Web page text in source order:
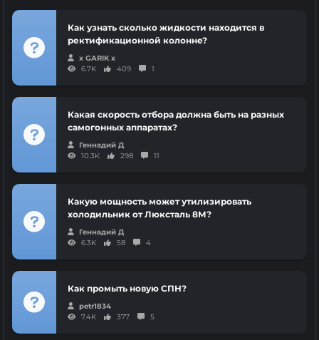
Как узнать сколько жидкости находится в
ректификационной колонне?
x GARIK x
6.7K
409 1
Какая скорость отбора должна быть на разных
самогонных аппаратах?
Геннадий Д
10.3K
298 11
Какую мощность может утилизировать
холодильник от Люксталь 8М?
Геннадий Д
6.3K
58 4
Как промыть новую СПН?
petr1834
7.4K
377 5